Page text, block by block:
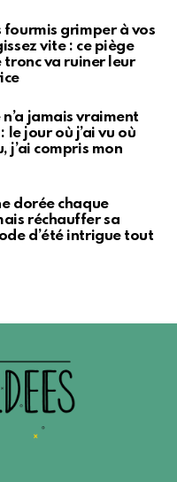
fourmis grimper à vos
vite : ce piège
tronc va ruiner leur
jamais vraiment
jour où j’ai vu où
j’ai compris mon
dorée chaque
réchauffer sa
d’été intrigue tout